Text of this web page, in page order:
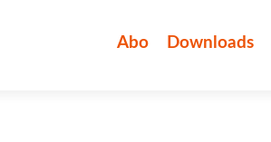
Abo Downloads